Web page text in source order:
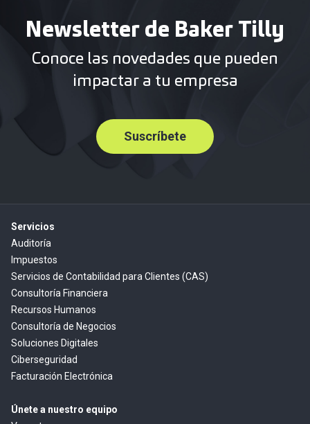
Newsletter de Baker Tilly
Conoce las novedades que pueden
impactar a tu empresa
Suscríbete
Servicios
Auditoría
Impuestos
Servicios de Contabilidad para Clientes (CAS)
Consultoría Financiera
Recursos Humanos
Consultoría de Negocios
Soluciones Digitales
Ciberseguridad
Facturación Electrónica
Únete a nuestro equipo